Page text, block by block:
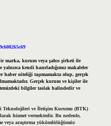
marka, kurum veya şahıs şirketi ile
kendi hazırladığımız makaleler
haber niteliği taşımamakta olup, gerçek
Gerçek kurum ve kişiler ile
bilgiler taslak halindedir ve
Teknolojileri ve İletişim Kurumu (BTK)
hizmet vermektedir. Bu nedenle,
veya araştırma yükümlülüğümüz